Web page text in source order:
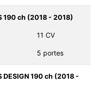
190 ch (2018 - 2018)
11 CV
5 portes
DESIGN 190 ch (2018 -